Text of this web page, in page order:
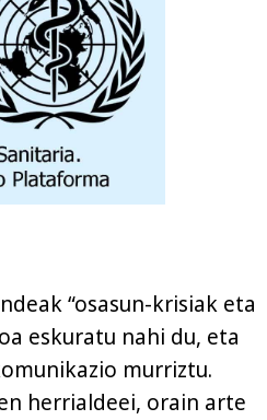
“osasun-krisiak eta
eskuratu nahi du, eta
murriztu.
herrialdeei, orain arte